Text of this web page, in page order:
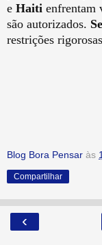
e Haiti enfrentam
são autorizados.
restrições
Blog Bora Pensar às
Compartilhar
‹